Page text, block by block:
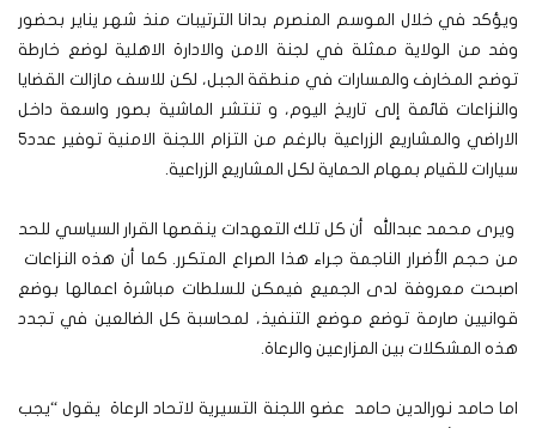
ويؤكد في خلال الموسم المنصرم بدانا الترتيبات منذ شهر يناير بحضور
وفد من الولاية ممثلة في لجنة الامن والادارة الاهلية لوضع خارطة
توضح المخارف والمسارات في منطقة الجبل، لكن للاسف مازالت القضايا
والنزاعات قائمة إلى تاريخ اليوم، و تنتشر الماشية بصور واسعة داخل
الاراضي والمشاريع الزراعية بالرغم من التزام اللجنة الامنية توفير عدد5
سيارات للقيام بمهام الحماية لكل المشاريع الزراعية.
ويرى محمد عبدالله أن كل تلك التعهدات ينقصها القرار السياسي للحد
من حجم الأضرار الناجمة جراء هذا الصراع المتكرر. كما أن هذه النزاعات
اصبحت معروفة لدى الجميع فيمكن للسلطات مباشرة اعمالها بوضع
قوانيين صارمة توضع موضع التنفيذ، لمحاسبة كل الضالعين في تجدد
هذه المشكلات بين المزارعين والرعاة.
اما حامد نورالدين حامد عضو اللجنة التسيرية لاتحاد الرعاة يقول “يجب